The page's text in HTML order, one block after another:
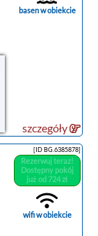
basen w obiekcie
szczegóły
[ID BG.6385878]
Rezerwuj teraz!
Dostępny pokój
już od 724 zł
wifi w obiekcie